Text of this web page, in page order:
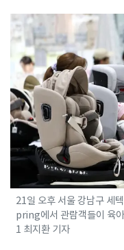
21일 오후 서울 강남구 세
pring에서 관람객들이 육
1 최지환 기자